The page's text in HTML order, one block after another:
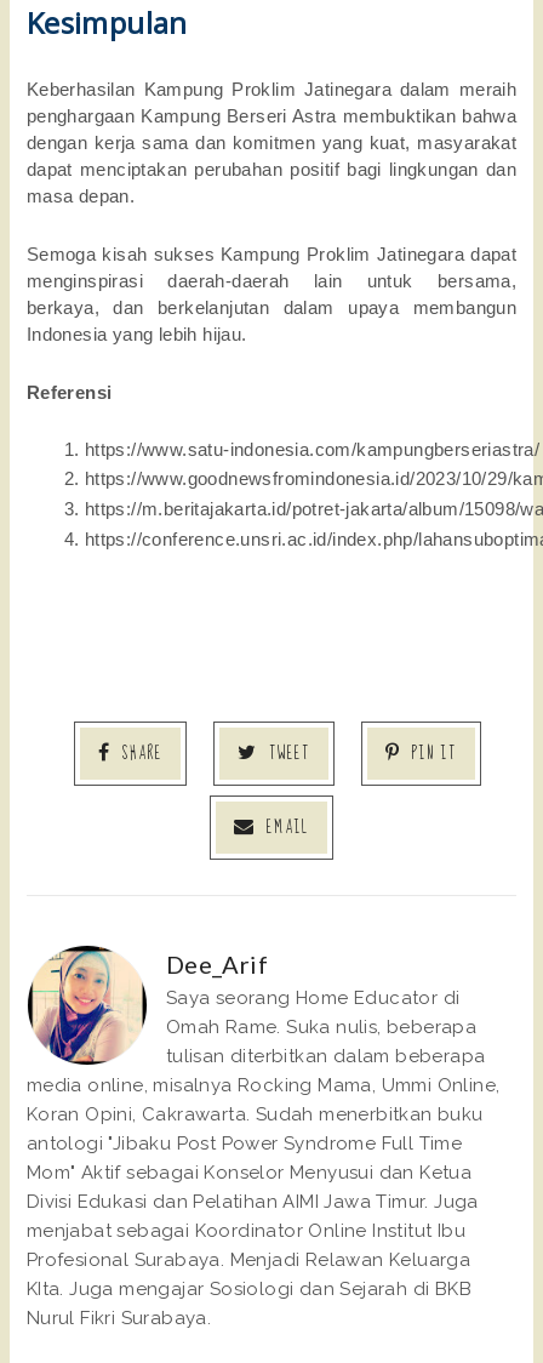
Kesimpulan
Keberhasilan Kampung Proklim Jatinegara dalam meraih
penghargaan Kampung Berseri Astra membuktikan bahwa
dengan kerja sama dan komitmen yang kuat, masyarakat
dapat menciptakan perubahan positif bagi lingkungan dan
masa depan.
Semoga kisah sukses Kampung Proklim Jatinegara dapat
menginspirasi daerah-daerah lain untuk bersama,
berkaya, dan berkelanjutan dalam upaya membangun
Indonesia yang lebih hijau.
Referensi
https://www.satu-indonesia.com/kampungberseriastra/
https://www.goodnewsfromindonesia.id/2023/10/29/
https://m.beritajakarta.id/potret-jakarta/album/15098/
https://conference.unsri.ac.id/index.php/
SHARE TWEET PIN IT
EMAIL
Dee_Arif
Saya seorang Home Educator di
Omah Rame. Suka nulis, beberapa
tulisan diterbitkan dalam beberapa
media online, misalnya Rocking Mama, Ummi Online,
Koran Opini, Cakrawarta. Sudah menerbitkan buku
antologi "Jibaku Post Power Syndrome Full Time
Mom" Aktif sebagai Konselor Menyusui dan Ketua
Divisi Edukasi dan Pelatihan AIMI Jawa Timur. Juga
menjabat sebagai Koordinator Online Institut Ibu
Profesional Surabaya. Menjadi Relawan Keluarga
KIta. Juga mengajar Sosiologi dan Sejarah di BKB
Nurul Fikri Surabaya.